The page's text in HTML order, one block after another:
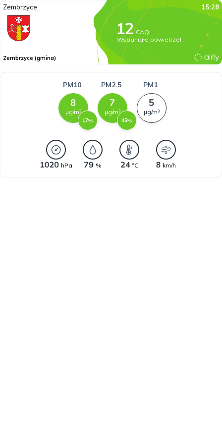
Zembrzyce 15:28
CAQI
Wspaniałe powietrze!
Zembrzyce (gmina)
PM10
µg/m³
%
PM2.5
µg/m³
%
PM1
µg/m³
hPa % °C km/h